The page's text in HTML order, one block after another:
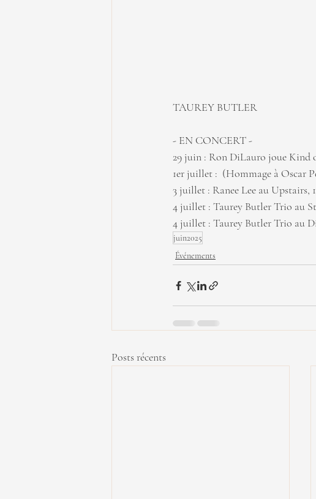
TAUREY BUTLER
- EN CONCERT -
29 juin : Ron DiLauro joue Kind
1er juillet :  (Hommage à Oscar
3 juillet : Ranee Lee au Upstairs,
4 juillet : Taurey Butler Trio au
4 juillet : Taurey Butler Trio au
juin2025
Événements
Posts récents